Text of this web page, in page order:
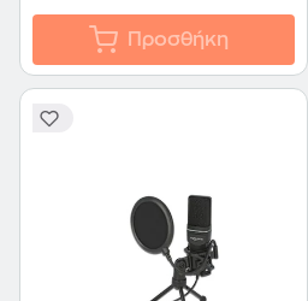
Προσθήκη